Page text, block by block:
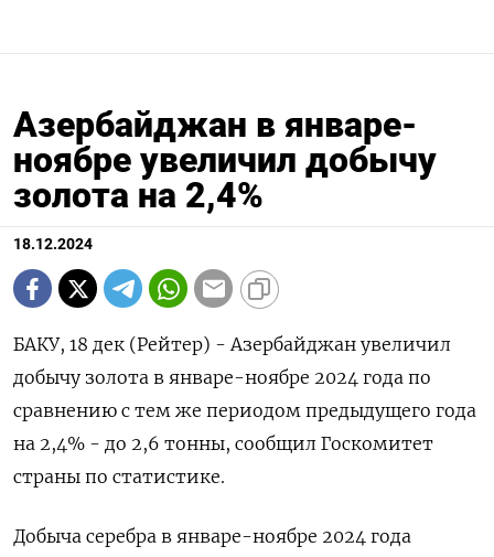
Азербайджан в январе-
ноябре увеличил добычу
золота на 2,4%
18.12.2024
БАКУ, 18 дек (Рейтер) - Азербайджан увеличил
добычу золота в январе-ноябре 2024 года по
сравнению с тем же периодом предыдущего года
на 2,4% - до 2,6 тонны, сообщил Госкомитет
страны по статистике.
Добыча серебра в январе-ноябре 2024 года